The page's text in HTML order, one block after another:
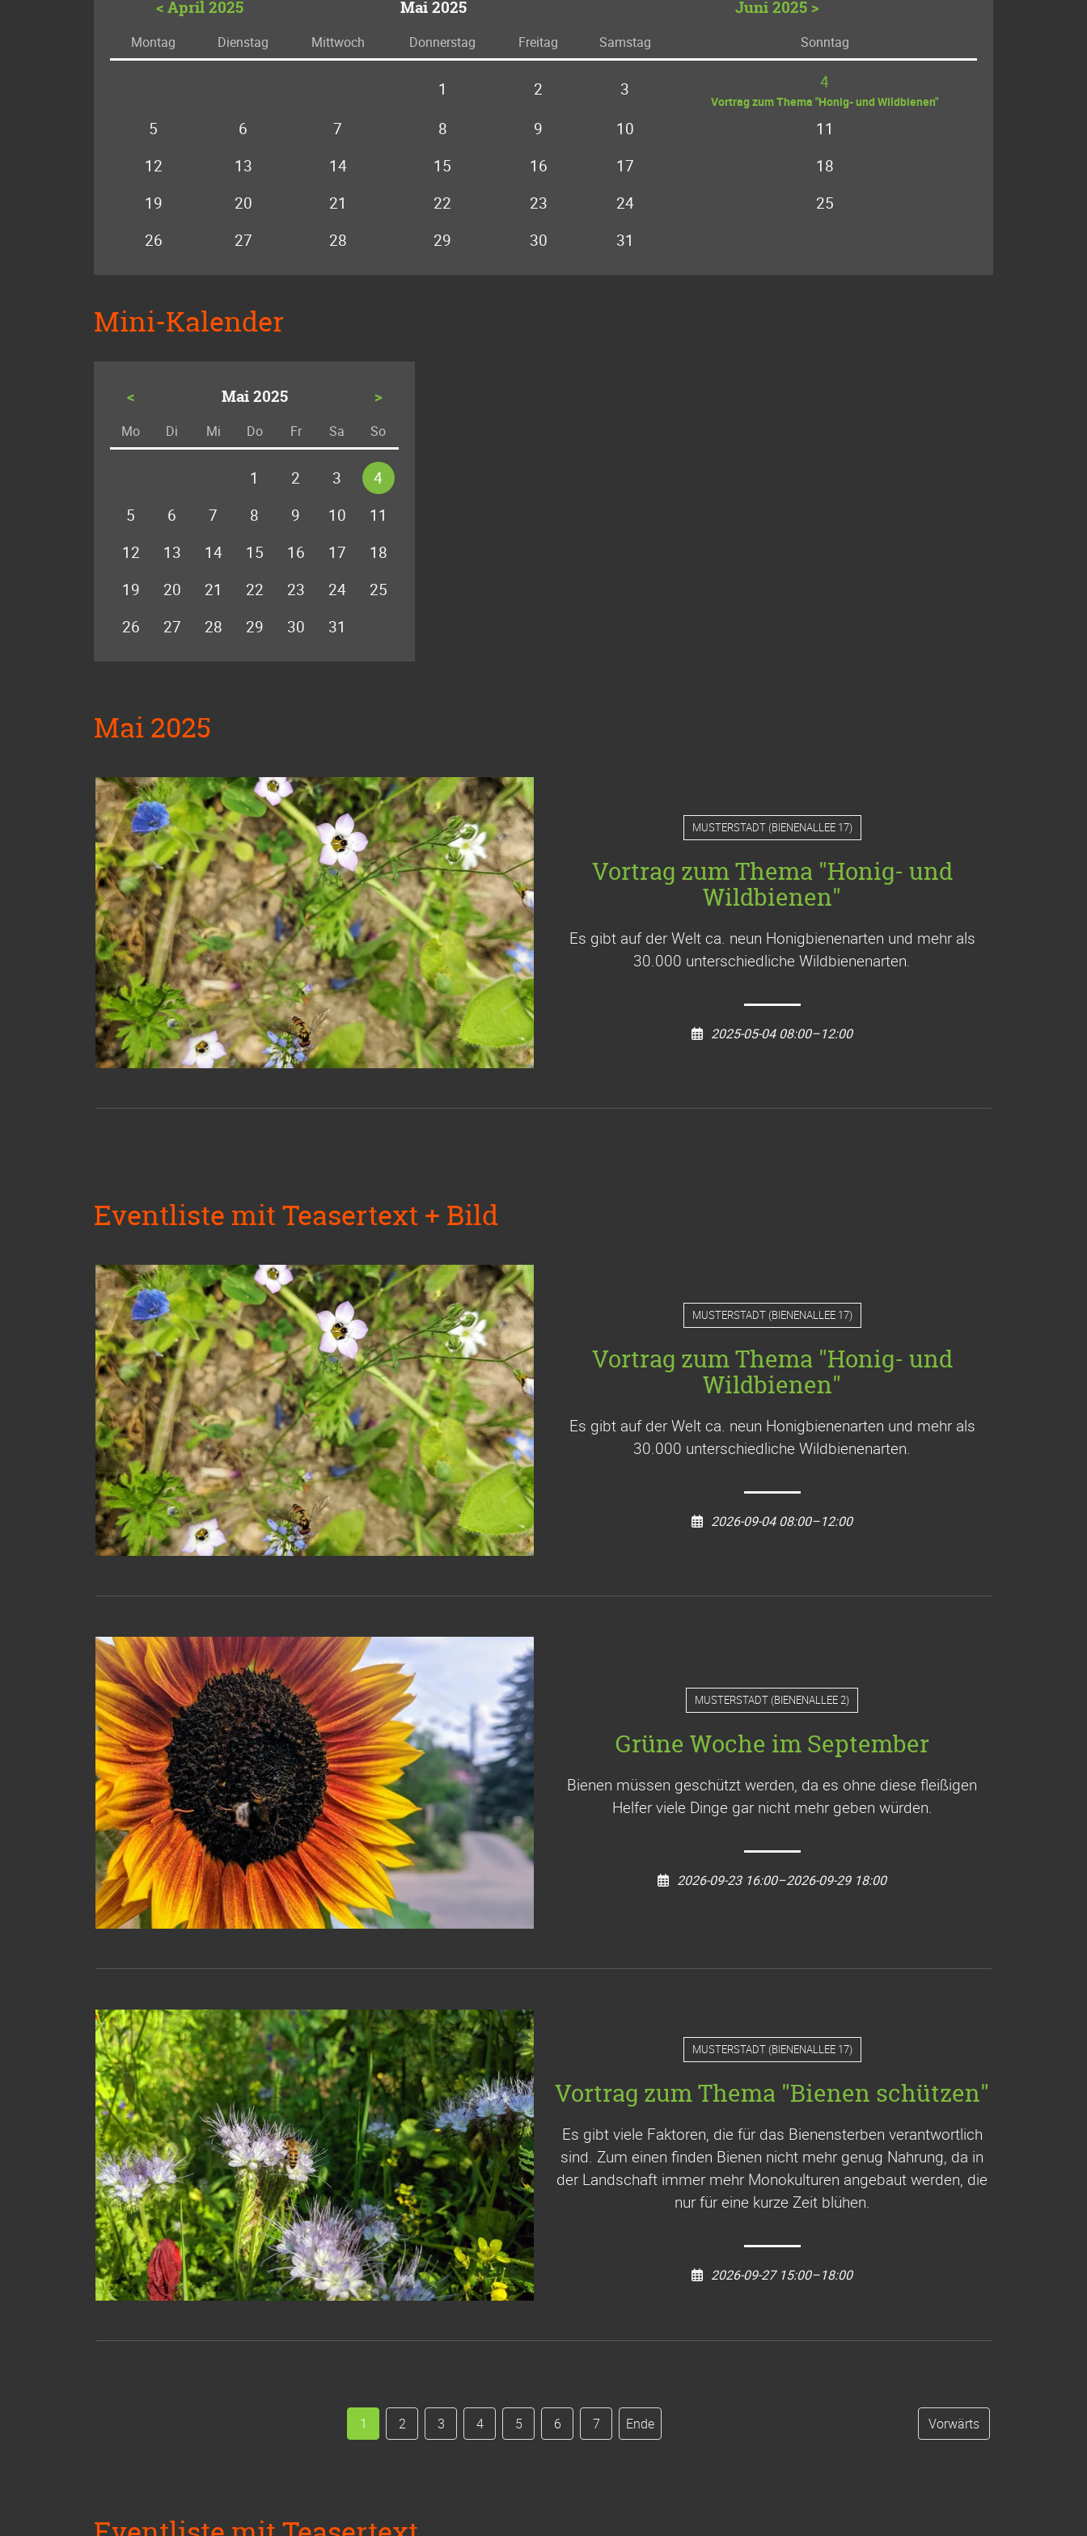
< April 2025 Mai 2025 Juni 2025 >
Montag Dienstag Mittwoch Donnerstag Freitag Samstag Sonntag
1 2 3 4
Vortrag zum Thema "Honig- und Wildbienen"
5 6 7 8 9 10
11
12
13 14 15 16 17
18
19
20 21 22 23 24
25
26
27 28 29 30 31
Mini-Kalender
< Mai 2025 >
Mo ntagDi enstag
Mi ttwoch
Do nnerstag
Fr eitagSa mstag
So
1 2 3
4
5
6 7 8 9 10
11
12
13 14 15 16 17
18
19
20 21 22 23 24
25
26
27 28 29 30 31
Mai 2025
MUSTERSTADT(BIENENALLEE 17)
Vortrag zum Thema "Honig- und
Wildbienen"
Es gibt auf der Welt ca. neun Honigbienenarten und mehr als
30.000 unterschiedliche Wildbienenarten.
2025-05-04 08:00–12:00
Eventliste mit Teasertext + Bild
MUSTERSTADT(BIENENALLEE 17)
Vortrag zum Thema "Honig- und
Wildbienen"
Es gibt auf der Welt ca. neun Honigbienenarten und mehr als
30.000 unterschiedliche Wildbienenarten.
2026-09-04 08:00–12:00
MUSTERSTADT (BIENENALLEE 2)
Grüne Woche im September
Bienen müssen geschützt werden, da es ohne diese fleißigen
Helfer viele Dinge gar nicht mehr geben würden.
2026-09-23 16:00–2026-09-29 18:00
MUSTERSTADT(BIENENALLEE 17)
Vortrag zum Thema "Bienen schützen"
Es gibt viele Faktoren, die für das Bienensterben verantwortlich
sind. Zum einen finden Bienen nicht mehr genug Nahrung, da in
der Landschaft immer mehr Monokulturen angebaut werden, die
nur für eine kurze Zeit blühen.
2026-09-27 15:00–18:00
Vorwärts
1 2 3 4 5 6 7 Ende